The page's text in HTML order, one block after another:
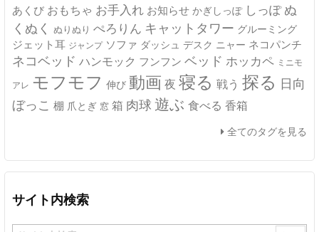
あくび おもちゃ お手入れ お知らせ かぎしっぽ しっぽ ぬ
くぬく ぬりぬり ぺろりん キャットタワー グルーミング
ジェット耳 ジャンプ ソファ ダッシュ デスク ニャー ネコパンチ
ネコベッド ハンモック フンフン ベッド ホッカペ ミニモ
アレ モフモフ 伸び 動画 夜 寝る 戦う 探る 日向
ぼっこ 棚 爪とぎ 窓 箱 肉球 遊ぶ 食べる 香箱
全てのタグを見る
サイト内検索